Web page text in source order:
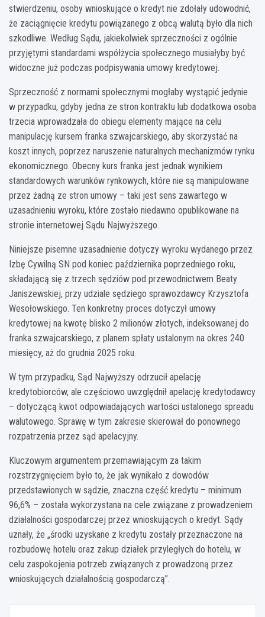
stwierdzeniu, osoby wnioskujące o kredyt nie zdołały udowodnić,
że zaciągnięcie kredytu powiązanego z obcą walutą było dla nich
szkodliwe. Według Sądu, jakiekolwiek sprzeczności z ogólnie
przyjętymi standardami współżycia społecznego musiałyby być
widoczne już podczas podpisywania umowy kredytowej.
Sprzeczność z normami społecznymi mogłaby wystąpić jedynie
w przypadku, gdyby jedna ze stron kontraktu lub dodatkowa osoba
trzecia wprowadzała do obiegu elementy mające na celu
manipulację kursem franka szwajcarskiego, aby skorzystać na
koszt innych, poprzez naruszenie naturalnych mechanizmów rynku
ekonomicznego. Obecny kurs franka jest jednak wynikiem
standardowych warunków rynkowych, które nie są manipulowane
przez żadną ze stron umowy – taki jest sens zawartego w
uzasadnieniu wyroku, które zostało niedawno opublikowane na
stronie internetowej Sądu Najwyższego.
Niniejsze pisemne uzasadnienie dotyczy wyroku wydanego przez
Izbę Cywilną SN pod koniec października poprzedniego roku,
składającą się z trzech sędziów pod przewodnictwem Beaty
Janiszewskiej, przy udziale sędziego sprawozdawcy Krzysztofa
Wesołowskiego. Ten konkretny proces dotyczył umowy
kredytowej na kwotę blisko 2 milionów złotych, indeksowanej do
franka szwajcarskiego, z planem spłaty ustalonym na okres 240
miesięcy, aż do grudnia 2025 roku.
W tym przypadku, Sąd Najwyższy odrzucił apelację
kredytobiorców, ale częściowo uwzględnił apelację kredytodawcy
– dotyczącą kwot odpowiadających wartości ustalonego spreadu
walutowego. Sprawę w tym zakresie skierował do ponownego
rozpatrzenia przez sąd apelacyjny.
Kluczowym argumentem przemawiającym za takim
rozstrzygnięciem było to, że jak wynikało z dowodów
przedstawionych w sądzie, znaczna część kredytu – minimum
96,6% – została wykorzystana na cele związane z prowadzeniem
działalności gospodarczej przez wnioskujących o kredyt. Sądy
uznały, że „środki uzyskane z kredytu zostały przeznaczone na
rozbudowę hotelu oraz zakup działek przyległych do hotelu, w
celu zaspokojenia potrzeb związanych z prowadzoną przez
wnioskujących działalnością gospodarczą”.